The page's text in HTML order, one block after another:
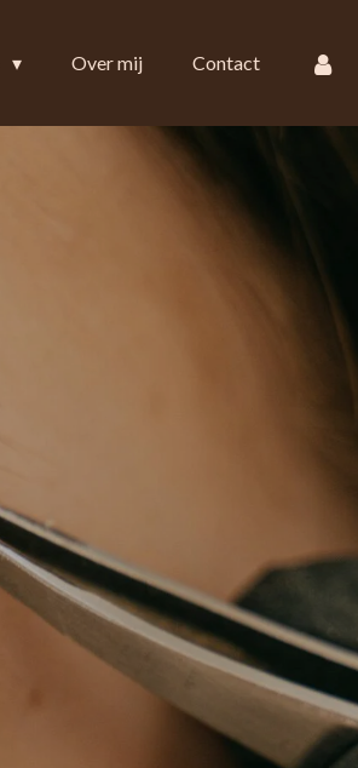
Over mij Contact